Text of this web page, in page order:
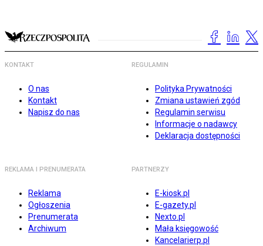
KONTAKT
O nas
Kontakt
Napisz do nas
REGULAMIN
Polityka Prywatności
Zmiana ustawień zgód
Regulamin serwisu
Informacje o nadawcy
Deklaracja dostępności
REKLAMA I PRENUMERATA
Reklama
Ogłoszenia
Prenumerata
Archiwum
PARTNERZY
E-kiosk.pl
E-gazety.pl
Nexto.pl
Mała księgowość
Kancelarierp.pl